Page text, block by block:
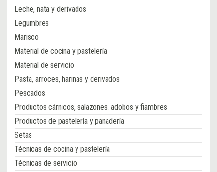
Leche, nata y derivados
Legumbres
Marisco
Material de cocina y pastelería
Material de servicio
Pasta, arroces, harinas y derivados
Pescados
Productos cárnicos, salazones, adobos y fiambres
Productos de pastelería y panadería
Setas
Técnicas de cocina y pastelería
Técnicas de servicio